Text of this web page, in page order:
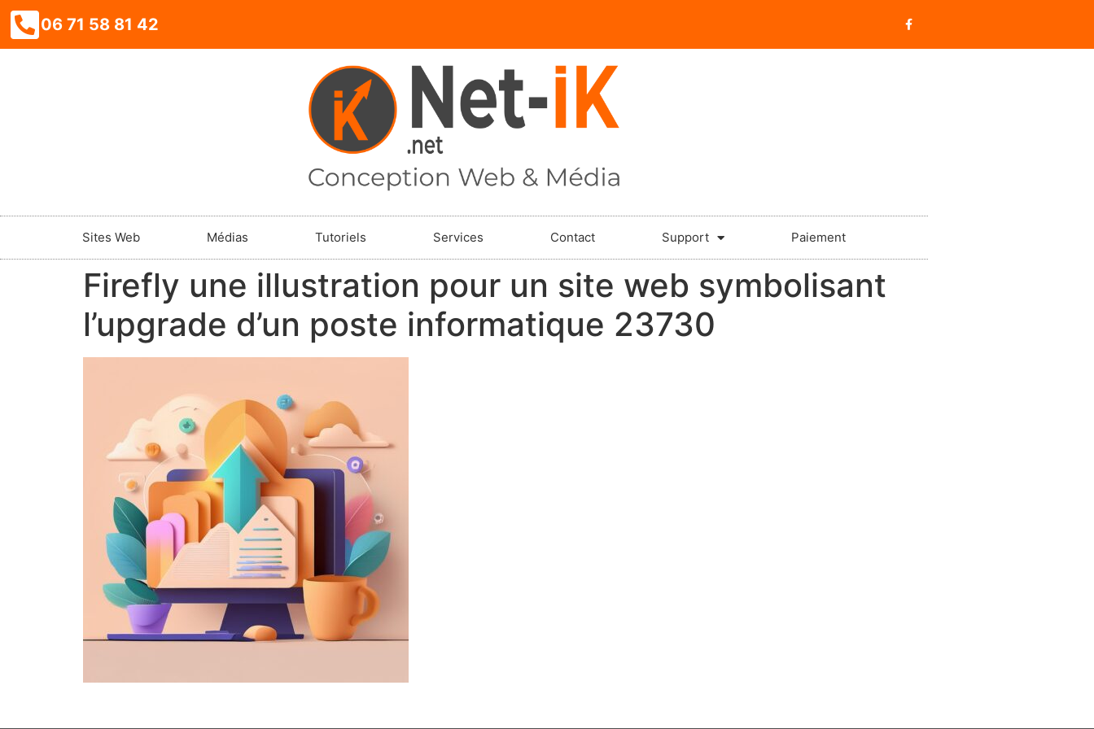
06 71 58 81 42
Sites Web Médias Tutoriels Services Contact Support Paiement
Firefly une illustration pour un site web symbolisant
l’upgrade d’un poste informatique 23730